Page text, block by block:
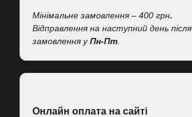
Мінімальне замовлення – 400 грн.
Відправлення на наступний день після
замовлення уПн-Пт
Онлайн оплата на сайті